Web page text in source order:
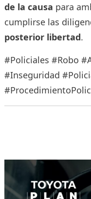
de la causa para
cumplirse las
posterior libertad.
#Policiales #Robo
#Inseguridad
entradas